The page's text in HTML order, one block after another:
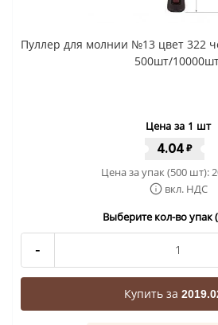
Пуллер для молнии №13 цвет 322
500шт/
Цена за 1 шт
4.04 ₽
Цена за упак (500 шт):
вкл. НДС
Выберите кол-во упак
-
Купить за